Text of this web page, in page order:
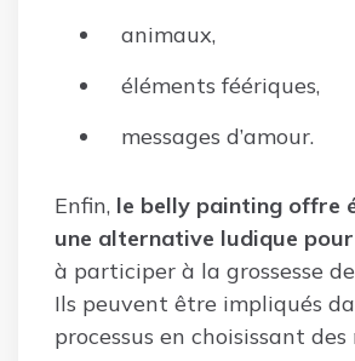
animaux,
éléments féériques,
messages d’amour.
Enfin, le belly painting offre
une alternative ludique
à participer à la grossesse
Ils peuvent être impliqués
processus en choisissant